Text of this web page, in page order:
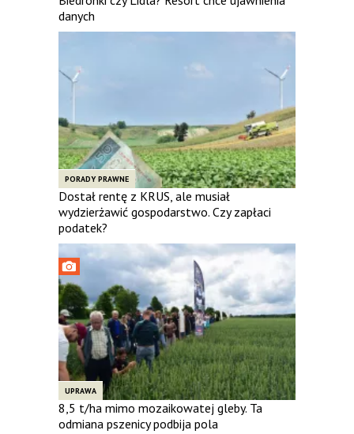
danych
PORADY PRAWNE
Dostał rentę z KRUS, ale musiał
wydzierżawić gospodarstwo. Czy zapłaci
podatek?
UPRAWA
8,5 t/ha mimo mozaikowatej gleby. Ta
odmiana pszenicy podbija pola